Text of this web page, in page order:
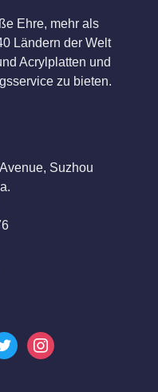
Ehre, mehr als
Ländern der Welt
Acrylplatten und
zu bieten.
Suzhou
instagram